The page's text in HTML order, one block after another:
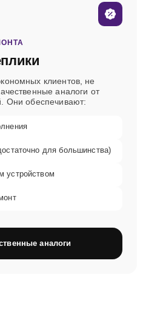
клиентов, не
аналоги от
Они обеспечивают:
для большинства)
устройством
аналоги